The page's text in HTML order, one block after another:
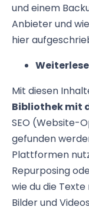
und einem
Anbieter und
hier
Mit diesen
Bibliothek mit
SEO (Website-
gefunden
Plattformen
Repurposing
wie du die
Bilder und